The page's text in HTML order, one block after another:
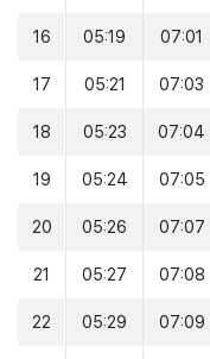
16 05:19 07:01
17 05:21 07:03
18 05:23 07:04
19 05:24 07:05
20 05:26 07:07
21 05:27 07:08
22 05:29 07:09